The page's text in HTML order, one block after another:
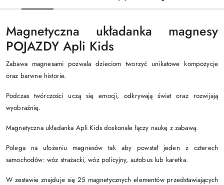
Magnetyczna układanka magnesy
POJAZDY Apli Kids
Zabawa magnesami pozwala dzieciom tworzyć unikatowe kompozycje
oraz barwne historie.
Podczas twórczości uczą się emocji, odkrywają świat oraz rozwijają
wyobraźnię.
Magnetyczna układanka Apli Kids doskonale łączy naukę z zabawą.
Polega na ułożeniu magnesów tak aby powstał jeden z czterech
samochodów: wóz strażacki, wóz policyjny, autobus lub karetka.
W zestawie znajduje się 25 magnetycznych elementów przedstawiających